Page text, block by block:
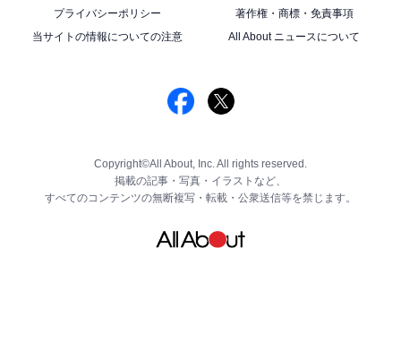
プライバシーポリシー
著作権・商標・免責事項
当サイトの情報についての注意
All About ニュースについて
Copyright©All About, Inc. All rights reserved.
掲載の記事・写真・イラストなど、
すべてのコンテンツの無断複写・転載・公衆送信等を禁じます。